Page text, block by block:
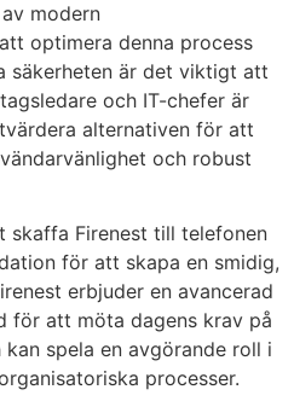
modern
optimera denna process
säkerheten är det viktigt att
och IT-chefer är
alternativen för att
och robust
skaffa Firenest till telefonen
för att skapa en smidig,
erbjuder en avancerad
för att möta dagens krav på
spela en avgörande roll i
processer.